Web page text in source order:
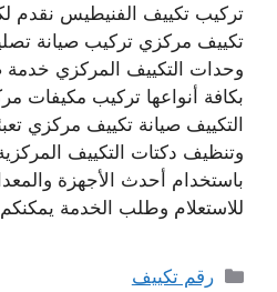
تركيب تكييف الفنيطيس نقدم
تكييف مركزي تركيب صيانة
وحدات التكييف المركزي خدمة
بكافة أنواعها تركيب مكيفات
التكييف صيانة تكييف مركزي
وتنظيف دكتات التكييف
باستخدام أحدث الأجهزة
للاستعلام وطلب الخدمة
التصنيفات
رقم تكييف